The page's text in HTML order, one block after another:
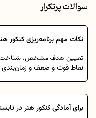
سوالات پرتکرار
نکات مهم برنامه‌ریزی کنکور
تعیین هدف مشخص، شناخت
نقاط قوت و ضعف و زمان‌بندی
برای آمادگی کنکور هنر در